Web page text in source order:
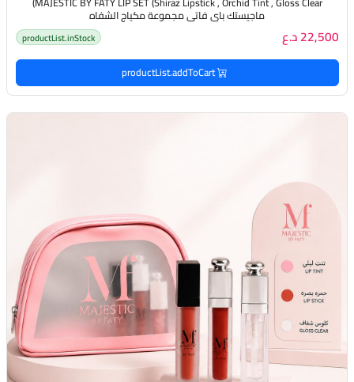
ماجيستك باي فاتي مجموعة مكياج الشفاه
22,500 د.ع productList.inStock
productList.addToCart